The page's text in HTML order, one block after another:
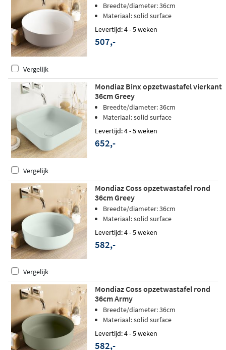
Breedte/diameter: 36cm
Materiaal: solid surface
Levertijd: 4 - 5 weken
507,-
Vergelijk
Mondiaz Binx opzetwastafel vierkant
36cm Greey
Breedte/diameter: 36cm
Materiaal: solid surface
Levertijd: 4 - 5 weken
652,-
Vergelijk
Mondiaz Coss opzetwastafel rond
36cm Greey
Breedte/diameter: 36cm
Materiaal: solid surface
Levertijd: 4 - 5 weken
582,-
Vergelijk
Mondiaz Coss opzetwastafel rond
36cm Army
Breedte/diameter: 36cm
Materiaal: solid surface
Levertijd: 4 - 5 weken
582,-